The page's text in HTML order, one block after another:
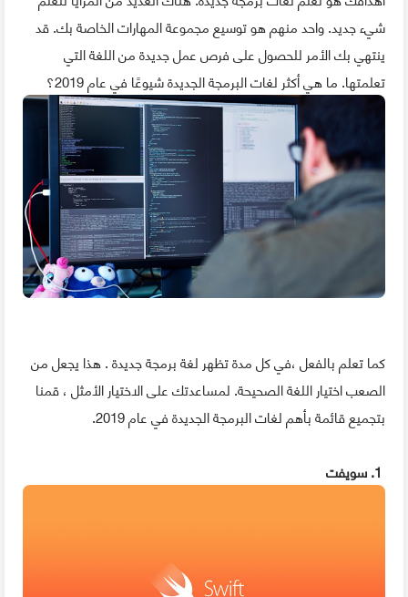
شيء جديد. واحد منهم هو توسيع مجموعة المهارات الخاصة بك. قد
ينتهي بك الأمر للحصول على فرص عمل جديدة من اللغة التي
تعلمتها. ما هي أكثر لغات البرمجة الجديدة شيوعًا في عام 2019؟
كما تعلم بالفعل ،في كل مدة تظهر لغة برمجة جديدة . هذا يجعل من
الصعب اختيار اللغة الصحيحة. لمساعدتك على الاختيار الأمثل ، قمنا
بتجميع قائمة بأهم لغات البرمجة الجديدة في عام 2019.